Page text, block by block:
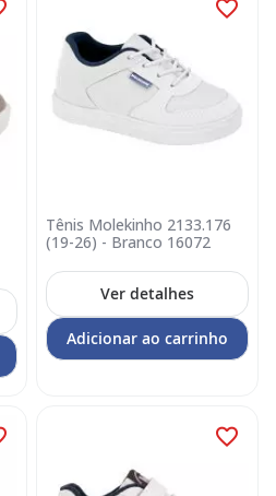
Tênis Molekinho 2133.176
(19-26) - Branco 16072
Ver detalhes
Adicionar ao carrinho